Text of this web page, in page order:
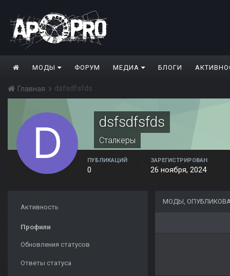
МОДЫ ФОРУМ МЕДИА БЛОГИ
Главная dsfsdfsfds
dsfsdfsfds
Сталкеры
ПУБЛИКАЦИЙ
0
ЗАРЕГИСТРИРОВАН
26 ноября, 2024
Активность
Профили
Обновления статусов
Ответы статуса
МОДЫ,